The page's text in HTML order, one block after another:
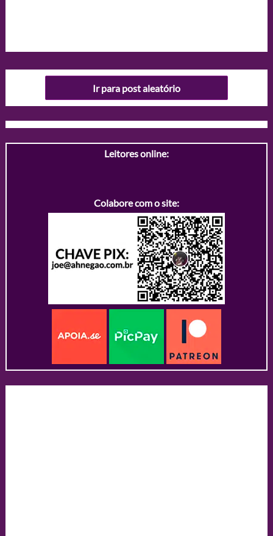
Ir para post aleatório
Leitores online:
Colabore com o site: